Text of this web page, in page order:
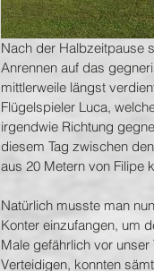
Nach der Halbzeitpause
Anrennen auf das
mittlerweile längst
Flügelspieler Luca,
irgendwie Richtung
diesem Tag zwischen
aus 20 Metern von Filipe
Natürlich musste man
Konter einzufangen, um
Male gefährlich vor
Verteidigen, konnten